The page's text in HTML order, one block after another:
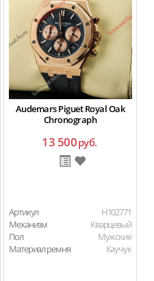
Audemars Piguet Royal Oak
Chronograph
13 500руб.
Артикул
H102771
Механизм
Кварцевый
Пол
Мужские
Материал ремня
Каучук